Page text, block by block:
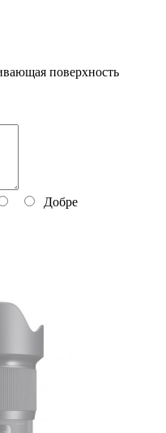
тефлоновое
Marumi
дорогой цифровой
поверхность
Добре